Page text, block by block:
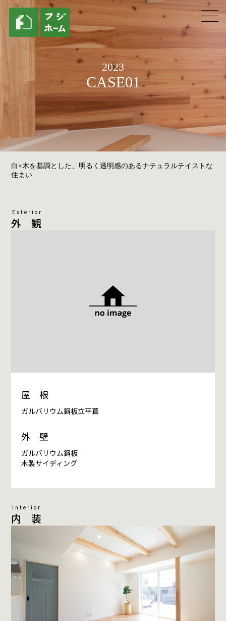
2023
CASE01
白×木を基調とした、明るく透明感のあるナチュラルテイストな
住まい
Exterior
外 観
屋 根
ガルバリウム鋼板立平葺
外 壁
ガルバリウム鋼板
木製サイディング
Interior
内 装